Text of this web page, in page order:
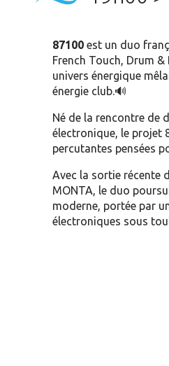
87100 est un duo
French Touch, Drum
univers énergique
énergie club.🔊
Né de la rencontre de
électronique, le projet
percutantes pensées
Avec la sortie récente
MONTA, le duo
moderne, portée par
électroniques sous